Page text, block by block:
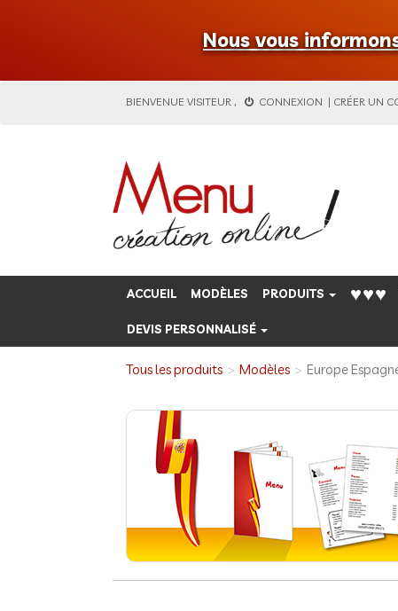
Nous vous
BIENVENUE VISITEUR , CONNEXION | CRÉER UN
ACCUEIL MODÈLES PRODUITS ♥♥♥
DEVIS PERSONNALISÉ
Tous les produits Modèles Europe